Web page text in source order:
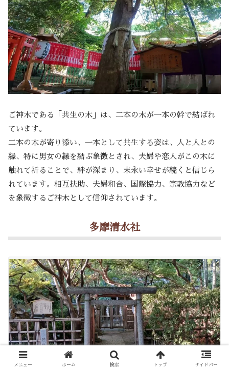
ご神木である「共生の木」は、二本の木が一本の幹で結ばれ
ています。
二本の木が寄り添い、一本として共生する姿は、人と人との
縁、特に男女の縁を結ぶ象徴とされ、夫婦や恋人がこの木に
触れて祈ることで、絆が深まり、末永い幸せが続くと信じら
れています。相互扶助、夫婦和合、国際協力、宗教協力など
を象徴するご神木として信仰されています。
多摩清水社
メニュー ホーム 検索 トップ サイドバー